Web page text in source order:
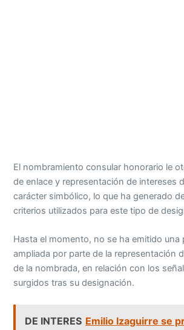
El nombramiento consular honorario le
de enlace y representación de intereses
carácter simbólico, lo que ha generado
criterios utilizados para este tipo de
Hasta el momento, no se ha emitido una
ampliada por parte de la representación
de la nombrada, en relación con los
surgidos tras su designación.
DE INTERES Emilio Izaguirre se